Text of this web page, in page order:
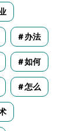
办法
如何
怎么